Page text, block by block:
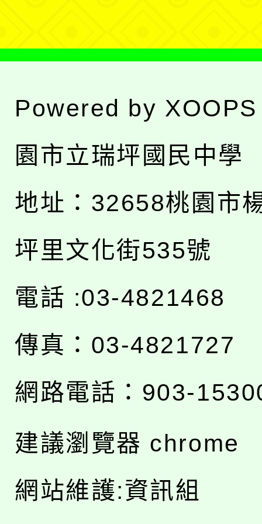
Powered by XOOPS
園市立瑞坪國民中學
地址： 32658桃園市
坪里文化街535號
電話 :03-4821468
傳真：03-4821727
網路電話：903-
建議瀏覽器 chrome
網站維護:資訊組